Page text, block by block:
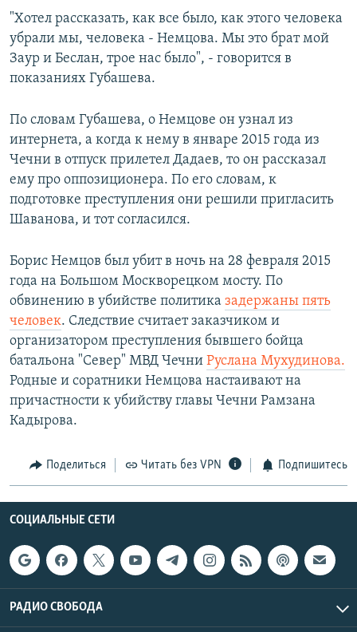
"Хотел рассказать, как все было, как этого человека
убрали мы, человека - Немцова. Мы это брат мой
Заур и Беслан, трое нас было", - говорится в
показаниях Губашева.
По словам Губашева, о Немцове он узнал из
интернета, а когда к нему в январе 2015 года из
Чечни в отпуск прилетел Дадаев, то он рассказал
ему про оппозиционера. По его словам, к
подготовке преступления они решили пригласить
Шаванова, и тот согласился.
Борис Немцов был убит в ночь на 28 февраля 2015
года на Большом Москворецком мосту. По
обвинению в убийстве политика задержаны пять
человек. Следствие считает заказчиком и
организатором преступления бывшего бойца
батальона "Север" МВД Чечни Руслана Мухудинова.
Родные и соратники Немцова настаивают на
причастности к убийству главы Чечни Рамзана
Кадырова.
Поделиться Читать без VPN Подпишитесь
СОЦИАЛЬНЫЕ СЕТИ
РАДИО СВОБОДА